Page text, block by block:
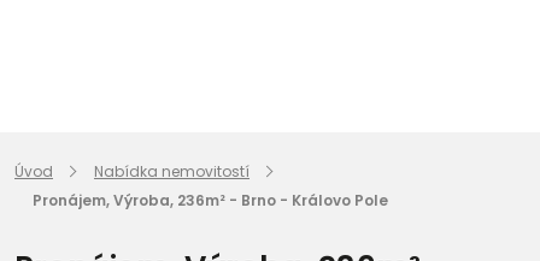
Úvod
Nabídka nemovitostí
Pronájem, Výroba, 236m² - Brno - Královo Pole